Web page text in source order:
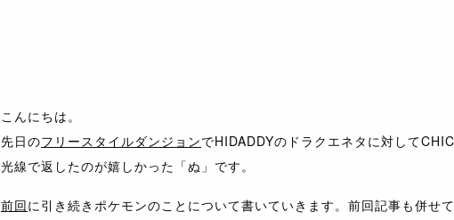
こんにちは。
先日のフリースタイルダンジョンでHIDADDYのドラクエネタに対して
光線で返したのが嬉しかった「ぬ」です。
前回に引き続きポケモンのことについて書いていきます。前回記事も併せ